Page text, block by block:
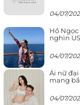
04/07/
Hồ Ngọc
nghìn
04/07/
Ái nữ
mang
04/07/